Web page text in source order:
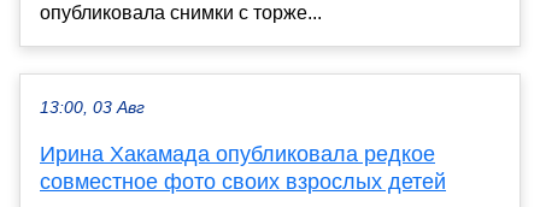
опубликовала снимки с торже...
13:00, 03 Авг
Ирина Хакамада опубликовала редкое
совместное фото своих взрослых детей